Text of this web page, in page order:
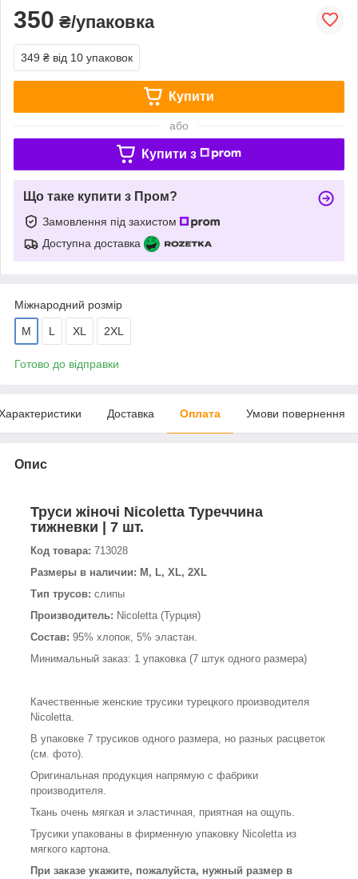
350 ₴/упаковка
349 ₴ від 10 упаковок
Купити
або
Купити з
Що таке купити з Пром?
Замовлення під захистом
Доступна доставка
Міжнародний розмір
M L XL 2XL
Готово до відправки
Доставка Оплата Умови повернення
Опис
Труси жіночі Nicoletta Туреччина
тижневки | 7 шт.
Код товара: 713028
Размеры в наличии: M, L, XL, 2XL
Тип трусов: слипы
Производитель: Nicoletta (Турция)
Состав: 95% хлопок, 5% эластан.
Минимальный заказ: 1 упаковка (7 штук одного размера)
Качественные женские трусики турецкого производителя
Nicoletta.
В упаковке 7 трусиков одного размера, но разных расцветок
(см. фото).
Оригинальная продукция напрямую с фабрики
производителя.
Ткань очень мягкая и эластичная, приятная на ощупь.
Трусики упакованы в фирменную упаковку Nicoletta из
мягкого картона.
При заказе укажите, пожалуйста, нужный размер в